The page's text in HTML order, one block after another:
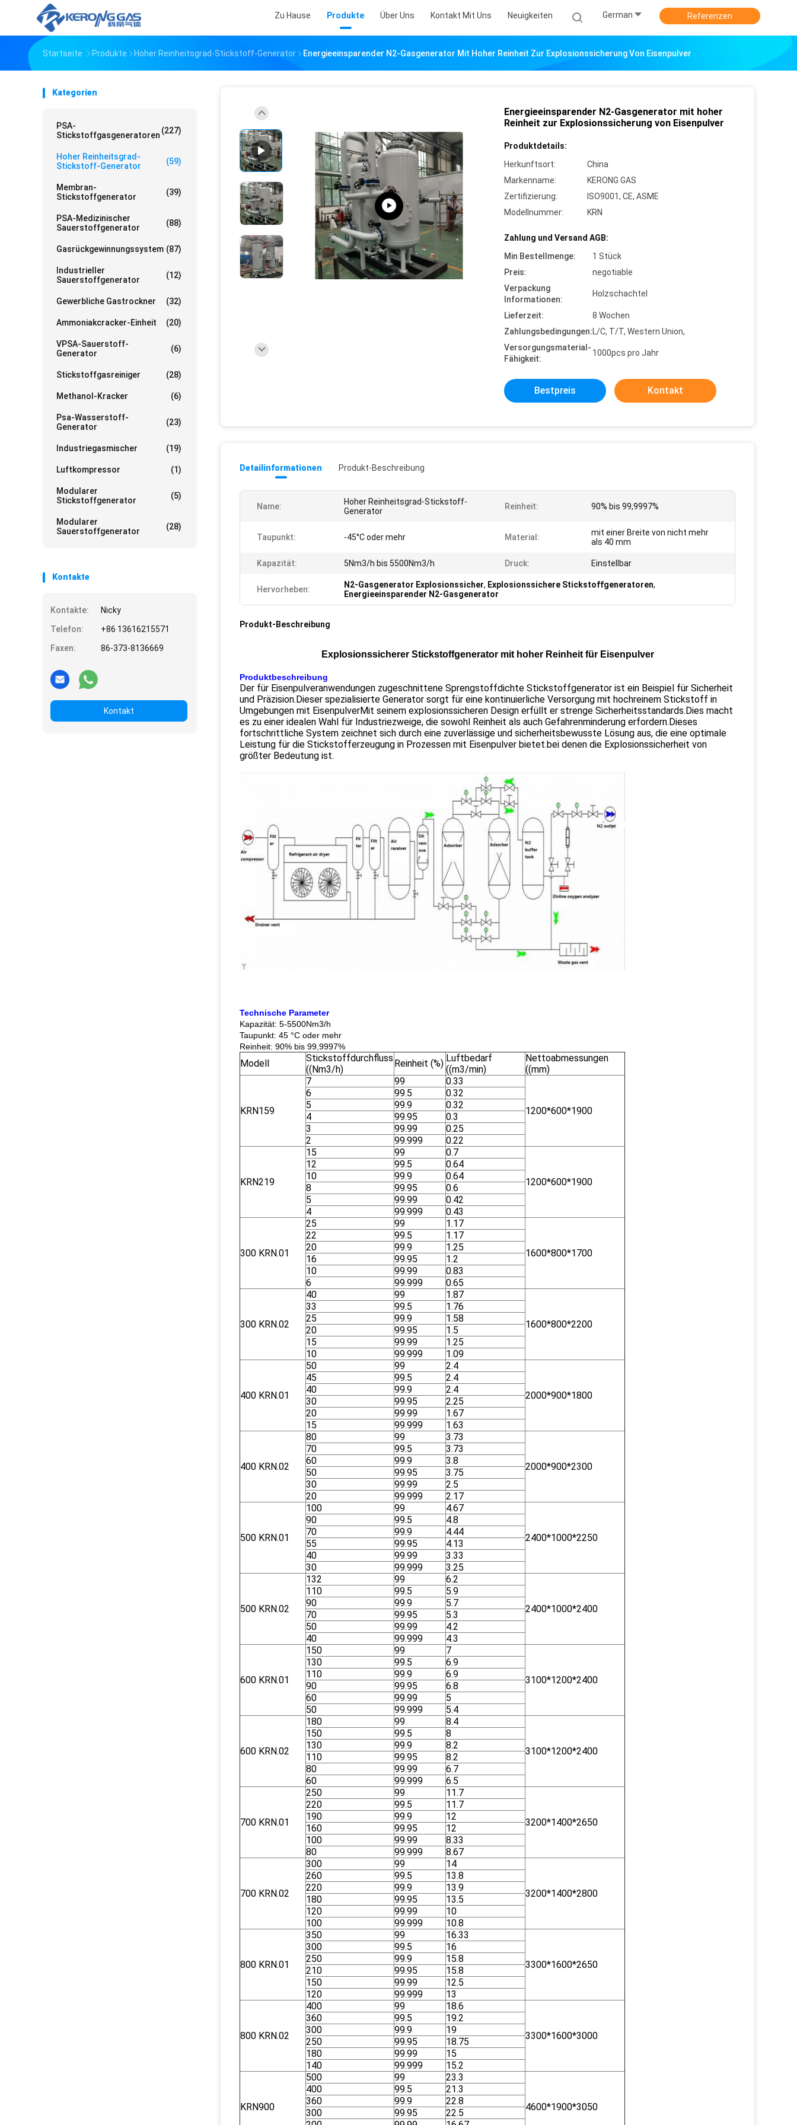
Zu Hause Produkte Über Uns Kontakt Mit Uns Neuigkeiten German Referenzen
Startseite Produkte Hoher Reinheitsgrad-Stickstoff-Generator Energieeinsparender N2-Gasgenerator Mit Hoher Reinheit Zur Explosionssicherung Von Eisenpulver
Kategorien
PSA-
Stickstoffgasgeneratoren (227)
Hoher Reinheitsgrad-
Stickstoff-Generator
(59)
Membran-
Stickstoffgenerator
(39)
PSA-Medizinischer
Sauerstoffgenerator
(88)
Gasrückgewinnungssystem (87)
Industrieller
Sauerstoffgenerator
(12)
Gewerbliche Gastrockner (32)
Ammoniakcracker-Einheit (20)
VPSA-Sauerstoff-
Generator
(6)
Stickstoffgasreiniger (28)
Methanol-Kracker (6)
Psa-Wasserstoff-
Generator
(23)
Industriegasmischer (19)
Luftkompressor (1)
Modularer
Stickstoffgenerator
(5)
Modularer
Sauerstoffgenerator
(28)
Kontakte
Kontakte:
Nicky
Telefon:
+86 13616215571
Faxen:
86-373-8136669
Kontakt
Energieeinsparender N2-Gasgenerator mit hoher
Reinheit zur Explosionssicherung von Eisenpulver
Produktdetails:
Herkunftsort:
China
Markenname:
KERONG GAS
Zertifizierung:
ISO9001, CE, ASME
Modellnummer:
KRN
Zahlung und Versand AGB:
Min Bestellmenge:
1 Stück
Preis:
negotiable
Verpackung
Informationen:
Holzschachtel
Lieferzeit:
8 Wochen
Zahlungsbedingungen:L/C, T/T, Western Union,
Versorgungsmaterial-
Fähigkeit:
1000pcs pro Jahr
Bestpreis Kontakt
Detailinformationen Produkt-Beschreibung
Name:
Hoher Reinheitsgrad-Stickstoff-
Generator
Reinheit: 90% bis 99,9997%
Taupunkt: -45°C oder mehr Material:
mit einer Breite von nicht mehr
als 40 mm
Kapazität: 5Nm3/h bis 5500Nm3/h Druck: Einstellbar
Hervorheben: N2-Gasgenerator Explosionssicher, Explosionssichere Stickstoffgeneratoren,
Energieeinsparender N2-Gasgenerator
Produkt-Beschreibung
Explosionssicherer Stickstoffgenerator mit hoher Reinheit für Eisenpulver
Produktbeschreibung
Der für Eisenpulveranwendungen zugeschnittene Sprengstoffdichte Stickstoffgenerator ist ein Beispiel für Sicherheit
und Präzision.Dieser spezialisierte Generator sorgt für eine kontinuierliche Versorgung mit hochreinem Stickstoff in
Umgebungen mit EisenpulverMit seinem explosionssicheren Design erfüllt er strenge Sicherheitsstandards.Dies macht
es zu einer idealen Wahl für Industriezweige, die sowohl Reinheit als auch Gefahrenminderung erfordern.Dieses
fortschrittliche System zeichnet sich durch eine zuverlässige und sicherheitsbewusste Lösung aus, die eine optimale
Leistung für die Stickstofferzeugung in Prozessen mit Eisenpulver bietet.bei denen die Explosionssicherheit von
größter Bedeutung ist.
Technische Parameter
Kapazität: 5-5500Nm3/h
Taupunkt: 45 °C oder mehr
Reinheit: 90% bis 99,9997%
Modell
Stickstoffdurchfluss
((Nm3/h)
Reinheit (%) Luftbedarf
((m3/min)
Nettoabmessungen
((mm)
KRN159
7 99 0.33
1200*600*1900
6 99.5
0.32
5
99.9
0.32
4
99.95
0.3
3
99.99
0.25
2
99.999 0.22
KRN219
15 99 0.7
1200*600*1900
12 99.5
0.64
10
99.9
0.64
8
99.95
0.6
5
99.99
0.42
4
99.999 0.43
300 KRN.01
25 99 1.17
1600*800*1700
22 99.5
1.17
20
99.9
1.25
16
99.95
1.2
10
99.99
0.83
6
99.999 0.65
300 KRN.02
40 99 1.87
1600*800*2200
33 99.5
1.76
25
99.9
1.58
20
99.95
1.5
15
99.99
1.25
10
99.999 1.09
400 KRN.01
50 99 2.4
2000*900*1800
45 99.5
2.4
40
99.9
2.4
30
99.95
2.25
20
99.99
1.67
15
99.999 1.63
400 KRN.02
80 99 3.73
2000*900*2300
70 99.5
3.73
60
99.9
3.8
50
99.95
3.75
30
99.99
2.5
20
99.999 2.17
500 KRN.01
100 99 4.67
2400*1000*2250
90 99.5
4.8
70
99.9
4.44
55
99.95
4.13
40
99.99
3.33
30
99.999 3.25
500 KRN.02
132 99 6.2
2400*1000*2400
110 99.5
5.9
90
99.9
5.7
70
99.95
5.3
50
99.99
4.2
40
99.999 4.3
600 KRN.01
150 99 7
3100*1200*2400
130 99.5
6.9
110
99.9
6.9
90
99.95
6.8
60
99.99
5
50
99.999 5.4
600 KRN.02
180 99 8.4
3100*1200*2400
150 99.5
8
130
99.9
8.2
110
99.95
8.2
80
99.99
6.7
60
99.999 6.5
700 KRN.01
250 99 11.7
3200*1400*2650
220 99.5
11.7
190
99.9
12
160
99.95
12
100
99.99
8.33
80
99.999 8.67
700 KRN.02
300 99 14
3200*1400*2800
260 99.5
13.8
220
99.9
13.9
180
99.95
13.5
120
99.99
10
100
99.999 10.8
800 KRN.01
350 99 16.33
3300*1600*2650
300 99.5
16
250
99.9
15.8
210
99.95
15.8
150
99.99
12.5
120
99.999 13
800 KRN.02
400 99 18.6
3300*1600*3000
360 99.5
19.2
300
99.9
19
250
99.95
18.75
180
99.99
15
140
99.999 15.2
KRN900
500 99 23.3
4600*1900*3050
400 99.5
21.3
360
99.9
22.8
300
99.95
22.5